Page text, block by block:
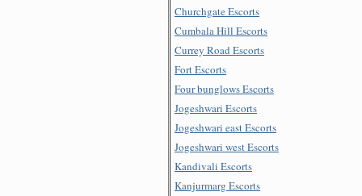
Churchgate Escorts
Cumbala Hill Escorts
Currey Road Escorts
Fort Escorts
Four bunglows Escorts
Jogeshwari Escorts
Jogeshwari east Escorts
Jogeshwari west Escorts
Kandivali Escorts
Kanjurmarg Escorts